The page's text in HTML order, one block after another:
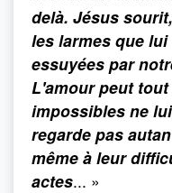
delà. Jésus
les larmes que
essuyées par
L'amour peut
impossibles ne
regarde pas
même à leur
actes... »